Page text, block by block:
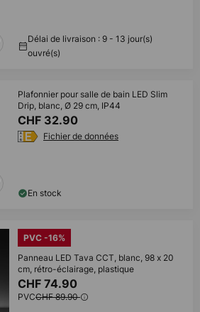
Délai de livraison : 9 - 13 jour(s)
ouvré(s)
Plafonnier pour salle de bain LED Slim
Drip, blanc, Ø 29 cm, IP44
CHF 32.90
Fichier de données
En stock
PVC -16%
Panneau LED Tava CCT, blanc, 98 x 20
cm, rétro-éclairage, plastique
CHF 74.90
PVCCHF 89.90